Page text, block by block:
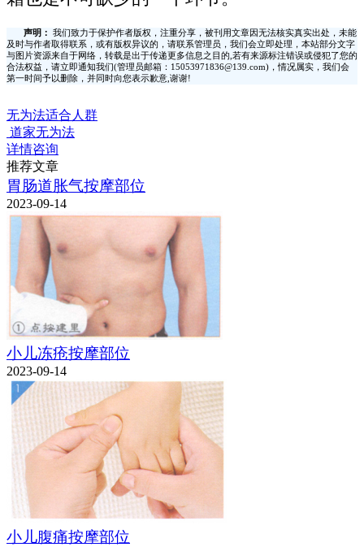
声明：
我们致力于保护作者版权，注重分享，被刊用文章因无法核实真实出处，未能
及时与作者取得联系，或有版权异议的，请联系管理员，我们会立即处理，本站部分文字
与图片资源来自于网络，转载是出于传递更多信息之目的,若有来源标注错误或侵犯了您的
合法权益，请立即通知我们(管理员邮箱：15053971836@139.com)，情况属实，我们会
第一时间予以删除，并同时向您表示歉意,谢谢!
无为法适合人群
道家无为法
详情咨询
推荐文章
胃肠道胀气按摩部位
2023-09-14
小儿冻疮按摩部位
2023-09-14
小儿腹痛按摩部位